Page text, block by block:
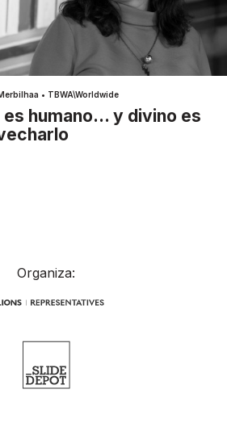
• TBWA\Worldwide
es humano… y divino es
Organiza: